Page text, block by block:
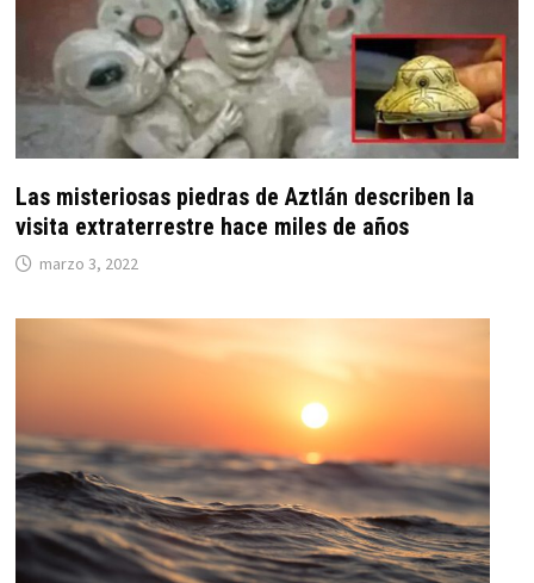
Las misteriosas piedras de Aztlán describen la
visita extraterrestre hace miles de años
marzo 3, 2022